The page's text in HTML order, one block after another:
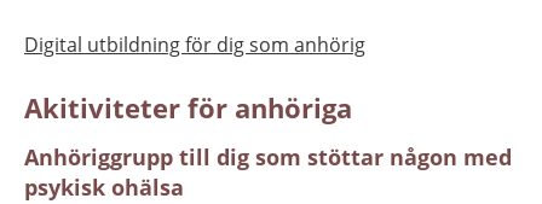
Digital utbildning för dig som anhörig
Akitiviteter för anhöriga
Anhöriggrupp till dig som stöttar någon med
psykisk ohälsa